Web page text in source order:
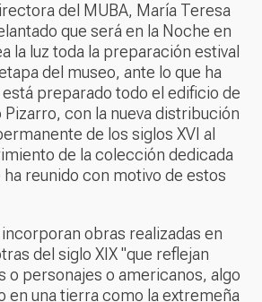
del MUBA, María Teresa
que será en la Noche en
la luz toda la preparación estival
del museo, ante lo que ha
está preparado todo el edificio de
Pizarro, con la nueva distribución
de los siglos XVI al
de la colección dedicada
reunido con motivo de estos
incorporan obras realizadas en
del siglo XIX "que reflejan
o personajes o americanos, algo
en una tierra como la extremeña